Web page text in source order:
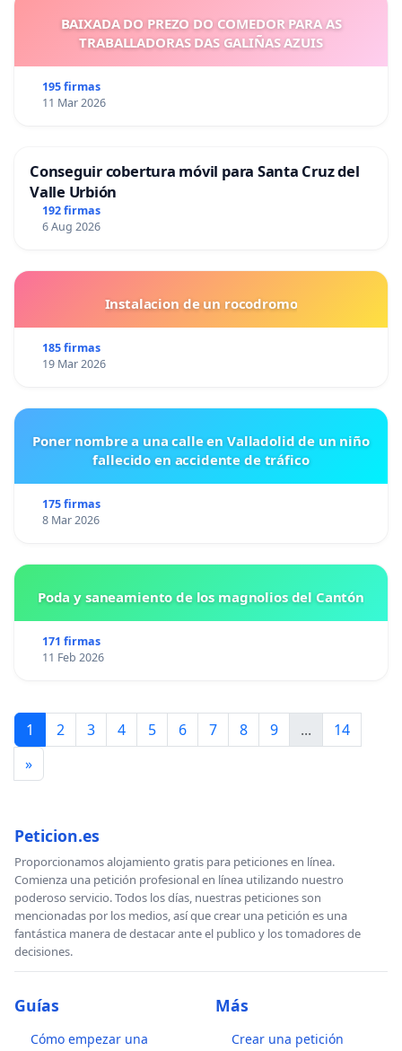
BAIXADA DO PREZO DO COMEDOR PARA AS
TRABALLADORAS DAS GALIÑAS AZUIS
195 firmas
11 Mar 2026
Conseguir cobertura móvil para Santa Cruz del
Valle Urbión
192 firmas
6 Aug 2026
Instalacion de un rocodromo
185 firmas
19 Mar 2026
Poner nombre a una calle en Valladolid de un niño
fallecido en accidente de tráfico
175 firmas
8 Mar 2026
Poda y saneamiento de los magnolios del Cantón
171 firmas
11 Feb 2026
1 2 3 4 5 6 7 8 9 ...
14
»
Peticion.es
Proporcionamos alojamiento gratis para peticiones en línea.
Comienza una petición profesional en línea utilizando nuestro
poderoso servicio. Todos los días, nuestras peticiones son
mencionadas por los medios, así que crear una petición es una
fantástica manera de destacar ante el publico y los tomadores de
decisiones.
Guías
Cómo empezar una
Más
Crear una petición